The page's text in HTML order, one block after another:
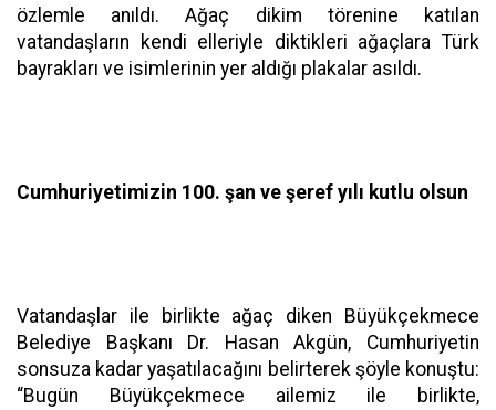
özlemle anıldı. Ağaç dikim törenine katılan
vatandaşların kendi elleriyle diktikleri ağaçlara Türk
bayrakları ve isimlerinin yer aldığı plakalar asıldı.
Cumhuriyetimizin 100. şan ve şeref yılı kutlu olsun
Vatandaşlar ile birlikte ağaç diken Büyükçekmece
Belediye Başkanı Dr. Hasan Akgün, Cumhuriyetin
sonsuza kadar yaşatılacağını belirterek şöyle konuştu:
“Bugün Büyükçekmece ailemiz ile birlikte,